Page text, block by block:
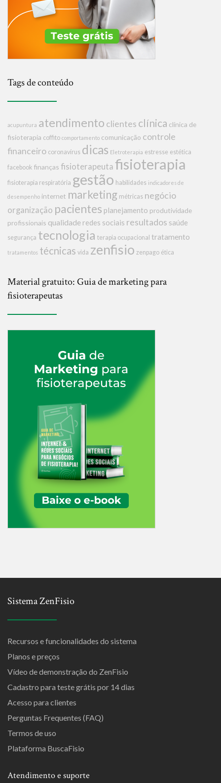
Tags de conteúdo
acupuntura atendimento clientes clínica clínica de
fisioterapia coffito comportamento comunicação controle
financeiro coronavírus dicas Eletroterapia estresse estética
facebook finanças fisioterapeuta fisioterapia
fisioterapia respiratória gestão habilidades indicadores de
desempenho internet marketing métricas negócio
organização pacientes planejamento produtividade
profissionais qualidade redes sociais resultados saúde
segurança tecnologia terapia ocupacional tratamento
tratamentos técnicas vida zenfisio zenpago ética
Material gratuito: Guia de marketing para
fisioterapeutas
Sistema ZenFisio
Recursos e funcionalidades do sistema
Planos e preços
Vídeo de demonstração do ZenFisio
Cadastro para teste grátis por 14 dias
Acesso para clientes
Perguntas Frequentes (FAQ)
Termos de uso
Plataforma BuscaFisio
Atendimento e suporte